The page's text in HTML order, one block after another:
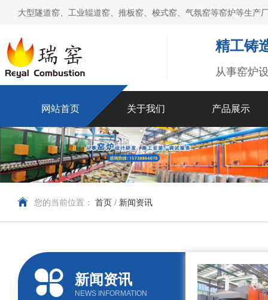
大型隧道窑、工业辊道窑、推板窑、梭式窑、气氛窑等窑炉等生产
精工铸
从事窑炉
网站首页 关于我们 产品展示
您的当前位置： 首页 / 新闻资讯
新闻资讯
NEWS INFORMATION